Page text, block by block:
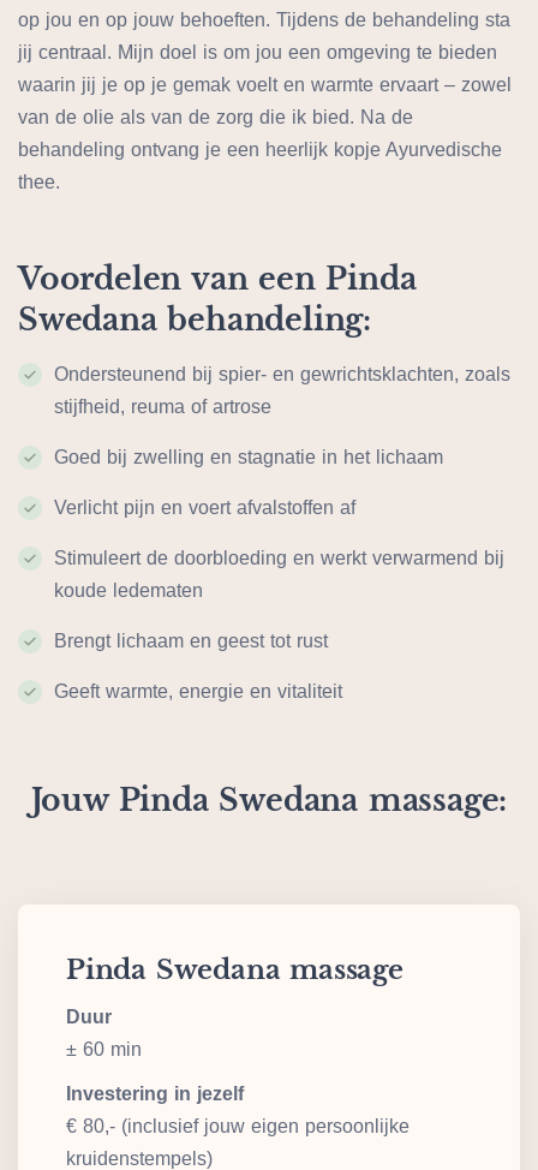
op jou en op jouw behoeften. Tijdens de behandeling sta
jij centraal. Mijn doel is om jou een omgeving te bieden
waarin jij je op je gemak voelt en warmte ervaart – zowel
van de olie als van de zorg die ik bied. Na de
behandeling ontvang je een heerlijk kopje Ayurvedische
thee.
Voordelen van een Pinda
Swedana behandeling:
Ondersteunend bij spier- en gewrichtsklachten, zoals
stijfheid, reuma of artrose
Goed bij zwelling en stagnatie in het lichaam
Verlicht pijn en voert afvalstoffen af
Stimuleert de doorbloeding en werkt verwarmend bij
koude ledematen
Brengt lichaam en geest tot rust
Geeft warmte, energie en vitaliteit
Jouw Pinda Swedana massage:
Pinda Swedana massage
Duur
± 60 min
Investering in jezelf
€ 80,- (inclusief jouw eigen persoonlijke
kruidenstempels)